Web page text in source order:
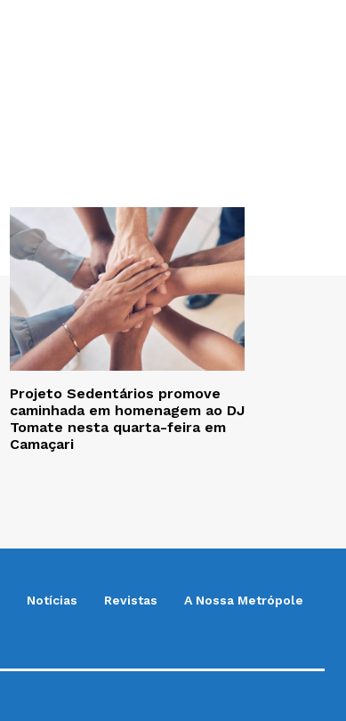
Projeto Sedentários promove
caminhada em homenagem ao DJ
Tomate nesta quarta-feira em
Camaçari
Notícias Revistas A Nossa Metrópole